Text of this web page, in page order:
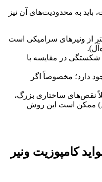
باید به محدودیت‌های آن نیز
از ونیرهای سرامیکی است
شکستگی در مقایسه با
دارد؛ مخصوصاً اگر
نقص‌های ساختاری بزرگ،
ممکن است این روش
کامپوزیت ونیر